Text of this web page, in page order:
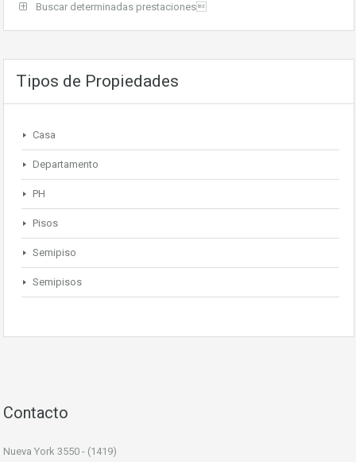
Buscar determinadas prestaciones
Tipos de Propiedades
Casa
Departamento
PH
Pisos
Semipiso
Semipisos
Contacto
Nueva York 3550 - (1419)